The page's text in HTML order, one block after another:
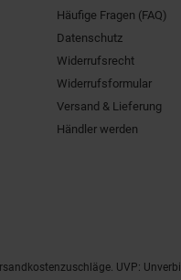
Häufige Fragen (FAQ)
Datenschutz
Widerrufsrecht
Widerrufsformular
Versand & Lieferung
Händler werden
UVP: